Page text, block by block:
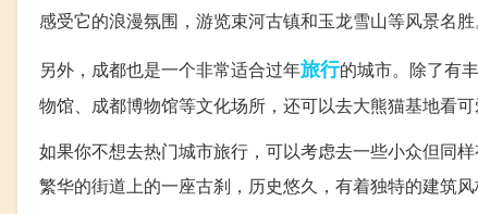
感受它的浪漫氛围，游览束河古镇和玉龙雪山等风景名胜
另外，成都也是一个非常适合过年旅行的城市。除了有
物馆、成都博物馆等文化场所，还可以去大熊猫基地看可
如果你不想去热门城市旅行，可以考虑去一些小众但同
繁华的街道上的一座古刹，历史悠久，有着独特的建筑